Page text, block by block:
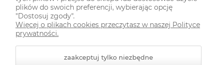
plików do swoich preferencji, wybierając opcję
"Dostosuj zgody".
Więcej o plikach cookies przeczytasz w naszej Polityce
prywatności.
zaakceptuj tylko niezbędne